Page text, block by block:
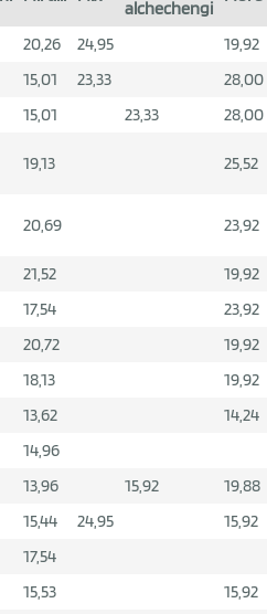
alchechengi
20,26 24,95
19,92
15,01 23,33
28,00
15,01 23,33
28,00
19,13 25,52
20,69 23,92
21,52
19,92
17,54
23,92
20,72
19,92
18,13
19,92
13,62
14,24
14,96
13,96 15,92
19,88
15,44 24,95
15,92
17,54
15,53
15,92